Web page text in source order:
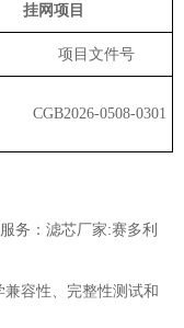
挂网项目
项目文件号
CGB2026-0508-0301
务：滤芯厂家:赛多利
容性、完整性测试和